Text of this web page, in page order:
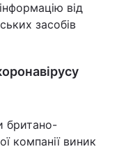
від
засобів
британо-
компанії виник